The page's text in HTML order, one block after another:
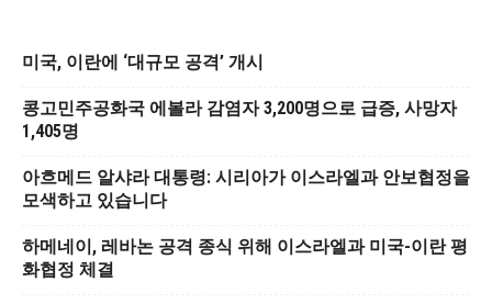
미국, 이란에 ‘대규모 공격’ 개시
콩고민주공화국 에볼라 감염자 3,200명으로 급증, 사망자
1,405명
아흐메드 알샤라 대통령: 시리아가 이스라엘과 안보협정을
모색하고 있습니다
하메네이, 레바논 공격 종식 위해 이스라엘과 미국-이란 평
화협정 체결